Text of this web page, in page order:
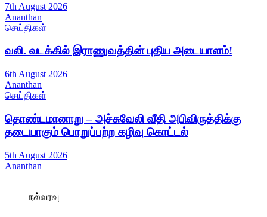
7th August 2026
Ananthan
செய்திகள்
வலி. வடக்கில் இராணுவத்தின் புதிய அடையாளம்!
6th August 2026
Ananthan
செய்திகள்
தொண்டமானாறு – அச்சுவேலி வீதி அபிவிருத்திக்கு
தடையாகும் பொறுப்பற்ற கழிவு கொட்டல்
5th August 2026
Ananthan
நல்வரவு